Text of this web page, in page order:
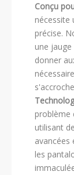
Conçu
nécessite
précise.
une
donner
problème
utilisant
avancées
les